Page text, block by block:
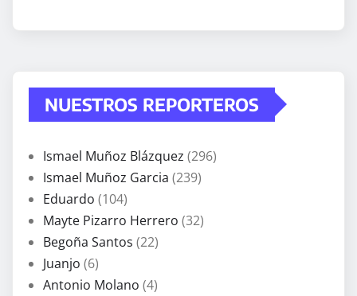
NUESTROS REPORTEROS
Ismael Muñoz Blázquez (296)
Ismael Muñoz Garcia (239)
Eduardo (104)
Mayte Pizarro Herrero (32)
Begoña Santos (22)
Juanjo (6)
Antonio Molano (4)